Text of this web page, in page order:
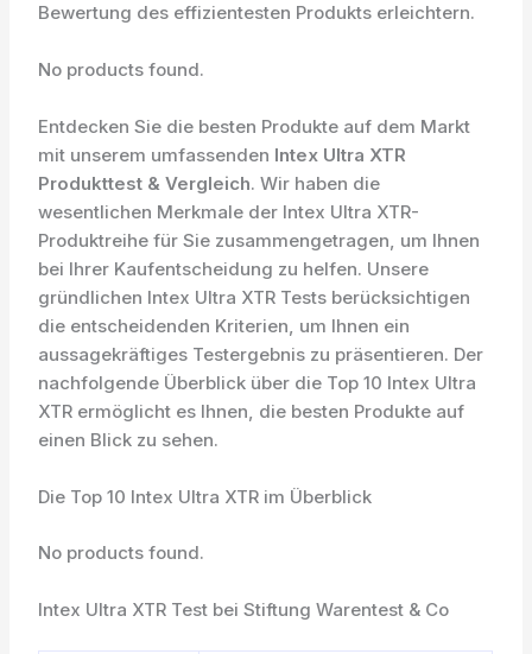
Bewertung des effizientesten Produkts erleichtern.
No products found.
Entdecken Sie die besten Produkte auf dem Markt
mit unserem umfassenden Intex Ultra XTR
Produkttest & Vergleich. Wir haben die
wesentlichen Merkmale der Intex Ultra XTR-
Produktreihe für Sie zusammengetragen, um Ihnen
bei Ihrer Kaufentscheidung zu helfen. Unsere
gründlichen Intex Ultra XTR Tests berücksichtigen
die entscheidenden Kriterien, um Ihnen ein
aussagekräftiges Testergebnis zu präsentieren. Der
nachfolgende Überblick über die Top 10 Intex Ultra
XTR ermöglicht es Ihnen, die besten Produkte auf
einen Blick zu sehen.
Die Top 10 Intex Ultra XTR im Überblick
No products found.
Intex Ultra XTR Test bei Stiftung Warentest & Co